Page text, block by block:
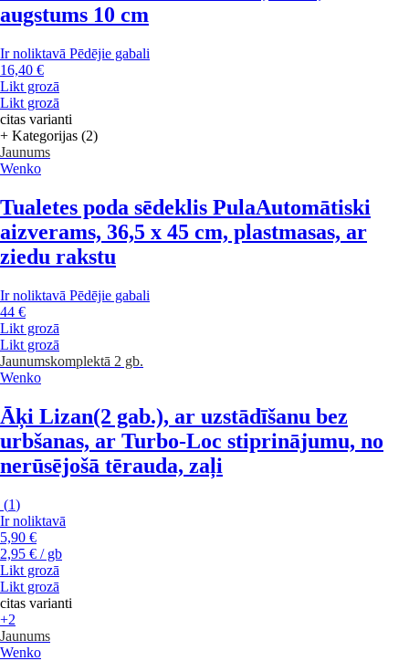
augstums 10 cm
Ir noliktavā Pēdējie gabali
16,40 €
Likt grozā
Likt grozā
citas varianti
+ Kategorijas (2)
Jaunums
Wenko
Tualetes poda sēdeklis PulaAutomātiski
aizverams, 36,5 x 45 cm, plastmasas, ar
ziedu rakstu
Ir noliktavā Pēdējie gabali
44 €
Likt grozā
Likt grozā
Jaunumskomplektā 2 gb.
Wenko
Āķi Lizan(2 gab.), ar uzstādīšanu bez
urbšanas, ar Turbo-Loc stiprinājumu, no
nerūsējošā tērauda, zaļi
(1)
Ir noliktavā
5,90 €
2,95 € / gb
Likt grozā
Likt grozā
citas varianti
+2
Jaunums
Wenko